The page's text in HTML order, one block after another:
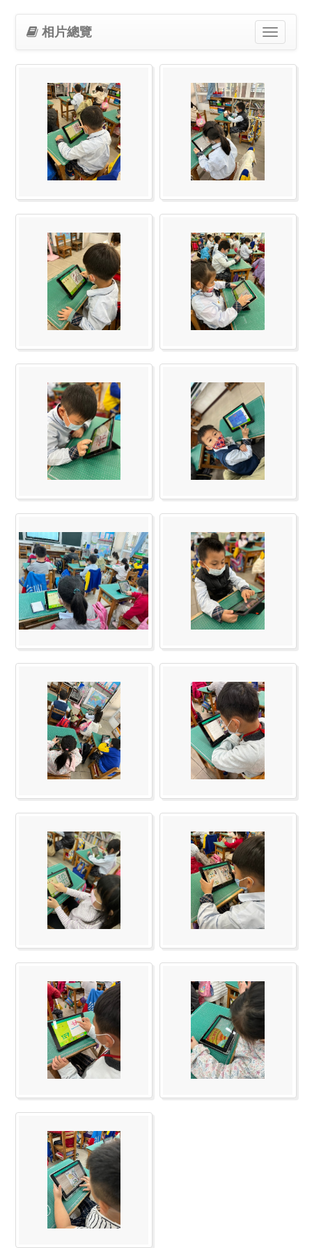
Toggle
navigation
相片總覽